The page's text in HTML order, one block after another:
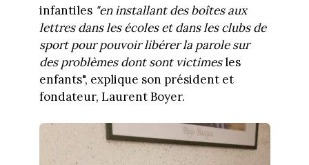
infantiles"en installant des boîtes aux
lettres dans les écoles et dans les clubs de
sport pour pouvoir libérer la parole sur
des problèmes dont sont victimesles
enfants", explique son président et
fondateur, Laurent Boyer.